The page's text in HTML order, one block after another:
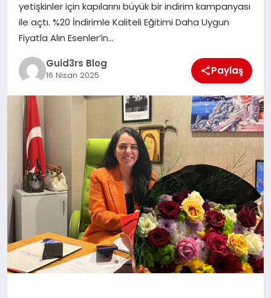
yetişkinler için kapılarını büyük bir indirim kampanyası
ile açtı. %20 İndirimle Kaliteli Eğitimi Daha Uygun
Fiyatla Alın Esenler’in…
Guid3rs Blog
16 Nisan 2025 Paylaş